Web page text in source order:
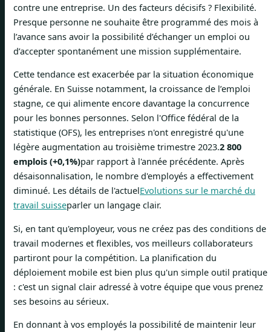
contre une entreprise. Un des facteurs décisifs ? Flexibilité.
Presque personne ne souhaite être programmé des mois à
l’avance sans avoir la possibilité d’échanger un emploi ou
d’accepter spontanément une mission supplémentaire.
Cette tendance est exacerbée par la situation économique
générale. En Suisse notamment, la croissance de l’emploi
stagne, ce qui alimente encore davantage la concurrence
pour les bonnes personnes. Selon l'Office fédéral de la
statistique (OFS), les entreprises n'ont enregistré qu'une
légère augmentation au troisième trimestre 2023.2 800
emplois (+0,1%)par rapport à l'année précédente. Après
désaisonnalisation, le nombre d'employés a effectivement
diminué. Les détails de l'actuelEvolutions sur le marché du
travail suisseparler un langage clair.
Si, en tant qu'employeur, vous ne créez pas des conditions de
travail modernes et flexibles, vos meilleurs collaborateurs
partiront pour la compétition. La planification du
déploiement mobile est bien plus qu'un simple outil pratique
: c'est un signal clair adressé à votre équipe que vous prenez
ses besoins au sérieux.
En donnant à vos employés la possibilité de maintenir leur